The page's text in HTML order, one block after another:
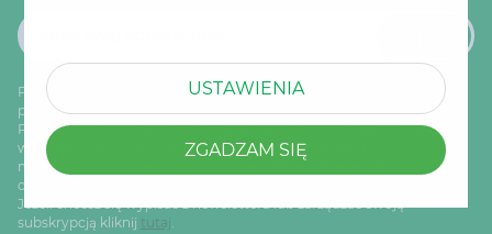
Podając adres email wyrażam zgodę na przesyłanie drogą mailową
przez Administratora danych osobowych, którym jest "PAgencja
Promocyjno-handlowa Mini-Max sp.jawna W.M.D.J. Ekiert z siedzibą
w 64-920 Piła ul. Jana Styki 11." informacji handlowych,
marketingowych, reklamowych (newsletter). Więcej informacji nt.
ochrony danych osobowych znajduje się w
Jeżeli chcesz się wypisać z newslettera lub zarządzać swoją
subskrypcją kliknij tutaj.
USTAWIENIA
ZGADZAM SIĘ